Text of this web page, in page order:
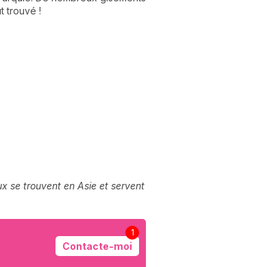
trouvé !
se trouvent en Asie et servent
Contacte-moi
1